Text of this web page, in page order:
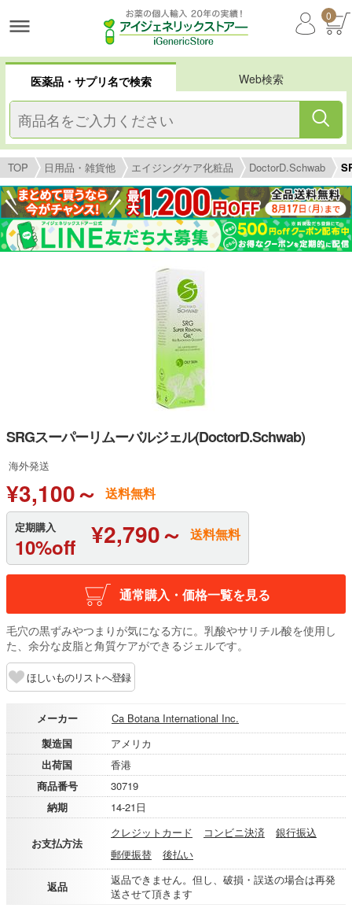
0
医薬品・サプリ名で検索 Web検索
TOP 日用品・雑貨他 エイジングケア化粧品 DoctorD.Schwab
SRGスーパーリムーバルジェル(DoctorD.Schwab)
海外発送
¥3,100～ 送料無料
定期購入
10%off ¥2,790～ 送料無料
通常購入・価格一覧を見る
毛穴の黒ずみやつまりが気になる方に。乳酸やサリチル酸を使用し
た、余分な皮脂と角質ケアができるジェルです。
ほしいものリストへ登録
メーカー
Ca Botana International Inc.
製造国
アメリカ
出荷国
香港
商品番号
30719
納期
14-21日
お支払方法
クレジットカード コンビニ決済
銀行振込
郵便振替
後払い
返品
返品できません。但し、破損・誤送の場合は再発
送させて頂きます